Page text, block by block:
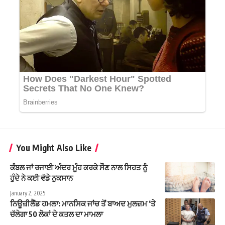
You Might Also Like
ਕੰਬਲ ਜਾਂ ਰਜਾਈ ਅੰਦਰ ਮੂੰਹ ਕਰਕੇ ਸੌਣ ਨਾਲ ਸਿਹਤ ਨੂੰ
ਹੁੰਦੇ ਨੇ ਕਈ ਵੱਡੇ ਨੁਕਸਾਨ
January 2, 2025
ਨਿਊਜ਼ੀਲੈਂਡ ਹਮਲਾ: ਮਾਨਸਿਕ ਜਾਂਚ ਤੋਂ ਬਾਅਦ ਮੁਲਜ਼ਮ ‘ਤੇ
ਚੱਲੇਗਾ 50 ਲੋਕਾਂ ਦੇ ਕਤਲ ਦਾ ਮਾਮਲਾ